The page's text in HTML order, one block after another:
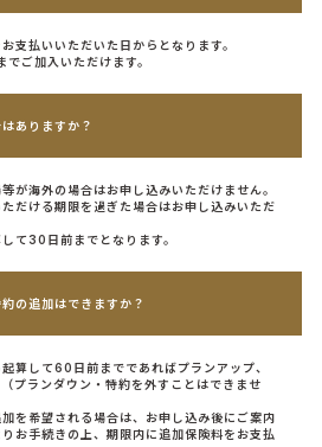
支払いいただいた日からとなります。
ご加入いただけます。
ありますか？
が海外の場合はお申し込みいただけません。
だける期限を過ぎた場合はお申し込みいただ
て30日前までとなります。
の追加はできますか？
算して60日前までであればプランアップ、
プランダウン・特約を外すことはできませ
を希望される場合は、お申し込み後にご案内
お手続きの上、期限内に追加保険料をお支払